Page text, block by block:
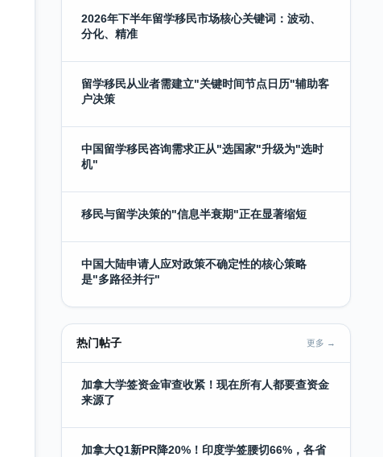
2026年下半年留学移民市场核心关键词：波动、
分化、精准
留学移民从业者需建立"关键时间节点日历"辅助客
户决策
中国留学移民咨询需求正从"选国家"升级为"选时
机"
移民与留学决策的"信息半衰期"正在显著缩短
中国大陆申请人应对政策不确定性的核心策略
是"多路径并行"
热门帖子 更多 →
加拿大学签资金审查收紧！现在所有人都要查资金
来源了
加拿大Q1新PR降20%！印度学签腰切66%，各省